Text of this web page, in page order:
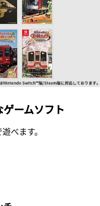
ームソフト
べます。